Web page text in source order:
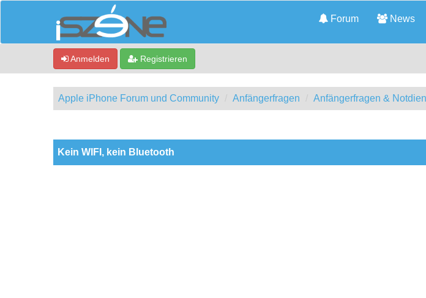
Forum News
Anmelden Registrieren
Apple iPhone Forum und Community Anfängerfragen Anfängerfragen &
Kein WIFI, kein Bluetooth